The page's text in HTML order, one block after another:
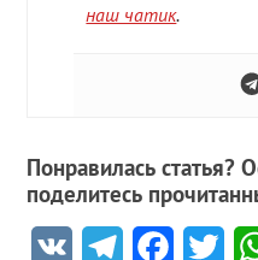
наш чатик.
Понравилась статья?
поделитесь
VK TelegramFacebook